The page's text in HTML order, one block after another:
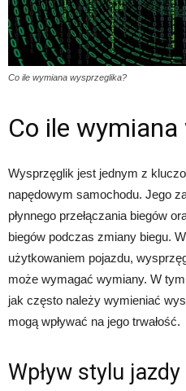
Co ile wymiana wysprzeglika?
Co ile
Wysprzęglik jest jednym z
napędowym samochodu. Jego
płynnego przełączania biegów
biegów podczas zmiany biegu.
użytkowaniem pojazdu,
może wymagać wymiany. W
jak często należy wymieniać
mogą wpływać na jego trwałość.
Wpływ stylu